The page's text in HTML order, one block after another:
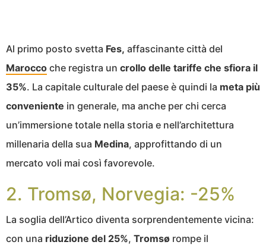
Al primo posto svetta Fes, affascinante città del
Marocco che registra un crollo delle tariffe che sfiora il
35%. La capitale culturale del paese è quindi la meta più
conveniente in generale, ma anche per chi cerca
un’immersione totale nella storia e nell’architettura
millenaria della sua Medina, approfittando di un
mercato voli mai così favorevole.
2. Tromsø, Norvegia: -25%
La soglia dell’Artico diventa sorprendentemente vicina:
con una riduzione del 25%, Tromsø rompe il